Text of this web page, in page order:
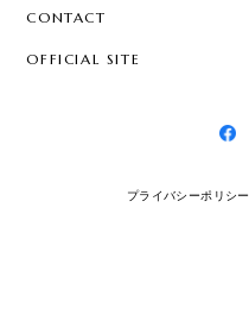
CONTACT
OFFICIAL SITE
プライバシーポリシー